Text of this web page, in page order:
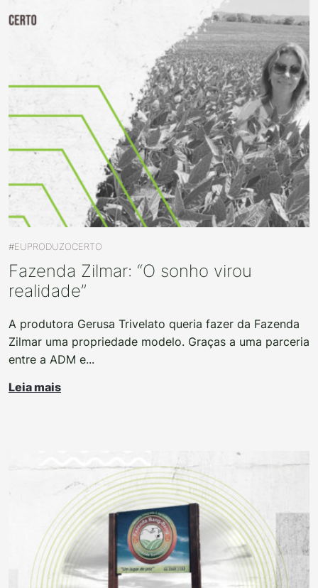
#EUPRODUZOCERTO
Fazenda Zilmar: “O sonho virou
realidade”
A produtora Gerusa Trivelato queria fazer da Fazenda
Zilmar uma propriedade modelo. Graças a uma parceria
entre a ADM e...
Leia mais